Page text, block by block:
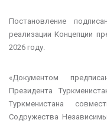
Постановление
реализации Концепции
2026 году.
«Документом
Президента
Туркменистана
Содружества